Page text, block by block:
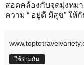
สอดคล้องกับจุดมุ่งหม
ความ “ อยู่ดี มีสุข” ให้
ใช้ร่วมกัน